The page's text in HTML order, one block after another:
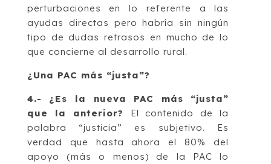
perturbaciones en lo referente a las
ayudas directas pero habría sin ningún
tipo de dudas retrasos en mucho de lo
que concierne al desarrollo rural.
¿Una PAC más “justa”?
4.- ¿Es la nueva PAC más “justa”
que la anterior? El contenido de la
palabra “justicia” es subjetivo. Es
verdad que hasta ahora el 80% del
apoyo (más o menos) de la PAC lo